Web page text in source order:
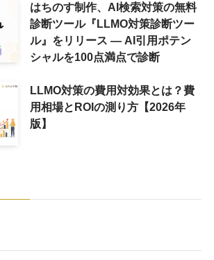
はちのす制作、AI検索対策の無料
診断ツール『LLMO対策診断ツー
ル』をリリース ― AI引用ポテン
シャルを100点満点で診断
LLMO対策の費用対効果とは？費
用相場とROIの測り方【2026年
版】